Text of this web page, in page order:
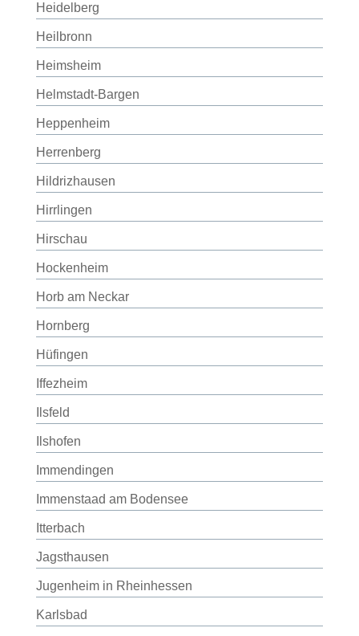
Heidelberg
Heilbronn
Heimsheim
Helmstadt-Bargen
Heppenheim
Herrenberg
Hildrizhausen
Hirrlingen
Hirschau
Hockenheim
Horb am Neckar
Hornberg
Hüfingen
Iffezheim
Ilsfeld
Ilshofen
Immendingen
Immenstaad am Bodensee
Itterbach
Jagsthausen
Jugenheim in Rheinhessen
Karlsbad